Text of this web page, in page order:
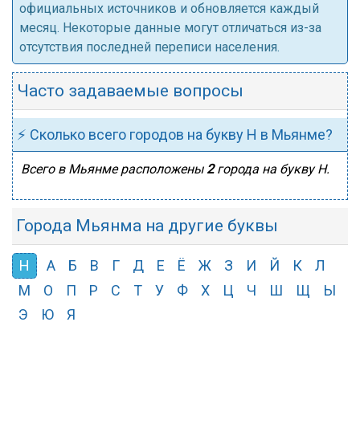
официальных источников и обновляется каждый
месяц. Некоторые данные могут отличаться из-за
отсутствия последней переписи населения.
Часто задаваемые вопросы
⚡ Сколько всего городов на букву Н в Мьянме?
Всего в Мьянме расположены 2города на букву Н.
Города Мьянма на другие буквы
Н А Б В Г Д Е Ё Ж З И Й К
Л
М
О П Р С Т У Ф Х Ц Ч Ш Щ
Ы
Э
Ю Я